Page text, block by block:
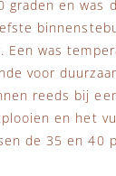
graden en was
Een was
voor
reeds bij
en het
de 35 en 40